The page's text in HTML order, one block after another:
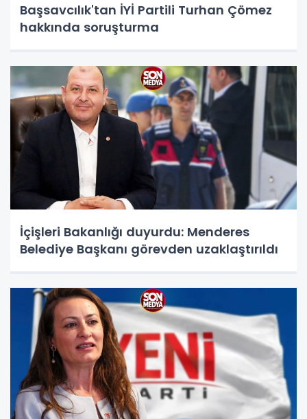
Başsavcılık'tan İYİ Partili Turhan Çömez
hakkında soruşturma
İçişleri Bakanlığı duyurdu: Menderes
Belediye Başkanı görevden uzaklaştırıldı